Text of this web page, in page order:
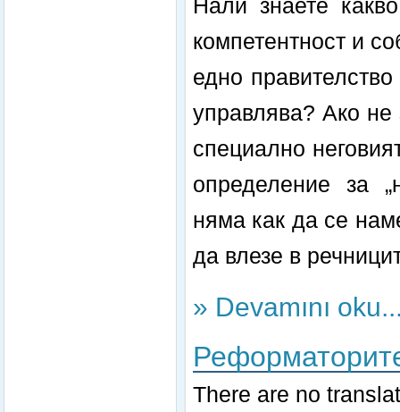
Нали знаете
компетентност и
едно
управлява? Ако не
специално
определение за
няма как да се
да влезе в
» Devamını
There are no